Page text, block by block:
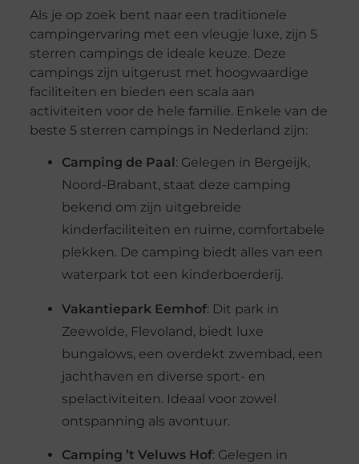
Als je op zoek bent naar een traditionele
campingervaring met een vleugje luxe, zijn 5
sterren campings de ideale keuze. Deze
campings zijn uitgerust met hoogwaardige
faciliteiten en bieden een scala aan
activiteiten voor de hele familie. Enkele van de
beste 5 sterren campings in Nederland zijn:
Camping de Paal : Gelegen in Bergeijk,
Noord-Brabant, staat deze camping
bekend om zijn uitgebreide
kinderfaciliteiten en ruime, comfortabele
plekken. De camping biedt alles van een
waterpark tot een kinderboerderij.
Vakantiepark Eemhof: Dit park in
Zeewolde, Flevoland, biedt luxe
bungalows, een overdekt zwembad, een
jachthaven en diverse sport- en
spelactiviteiten. Ideaal voor zowel
ontspanning als avontuur.
Camping ’t Veluws Hof: Gelegen in